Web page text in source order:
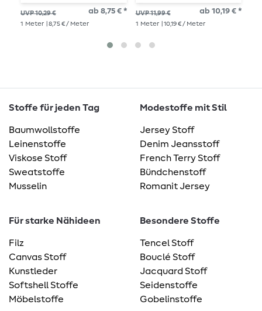
UVP 10,29 € ab 8,75 € *
1 Meter | 8,75 € / Meter
Taupe
UVP 11,99 € ab 10,19 € *
1 Meter | 10,19 € / Meter
Stoffe für jeden Tag
Baumwollstoffe
Leinenstoffe
Viskose Stoff
Sweatstoffe
Musselin
Modestoffe mit Stil
Jersey Stoff
Denim Jeansstoff
French Terry Stoff
Bündchenstoff
Romanit Jersey
Für starke Nähideen
Filz
Canvas Stoff
Kunstleder
Softshell Stoffe
Möbelstoffe
Besondere Stoffe
Tencel Stoff
Bouclé Stoff
Jacquard Stoff
Seidenstoffe
Gobelinstoffe